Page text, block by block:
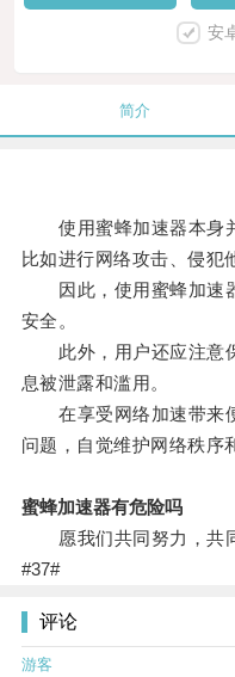
安
简介
使用蜜蜂加速器本身并
比如进行网络攻击、侵犯
因此，使用蜜蜂加速器
安全。
此外，用户还应注意
息被泄露和滥用。
在享受网络加速带来便
问题，自觉维护网络秩序
蜜蜂加速器有危险吗
愿我们共同努力，共同
#37#
评论
游客